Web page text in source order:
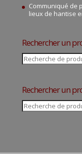
Communiqué de
lieux de hantise
Rechercher un
Recherche
pour :
Rechercher un
Recherche
pour :